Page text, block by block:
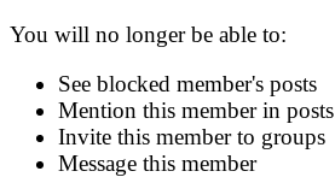
You will no longer be able to:
See blocked member's posts
Mention this member in posts
Invite this member to groups
Message this member